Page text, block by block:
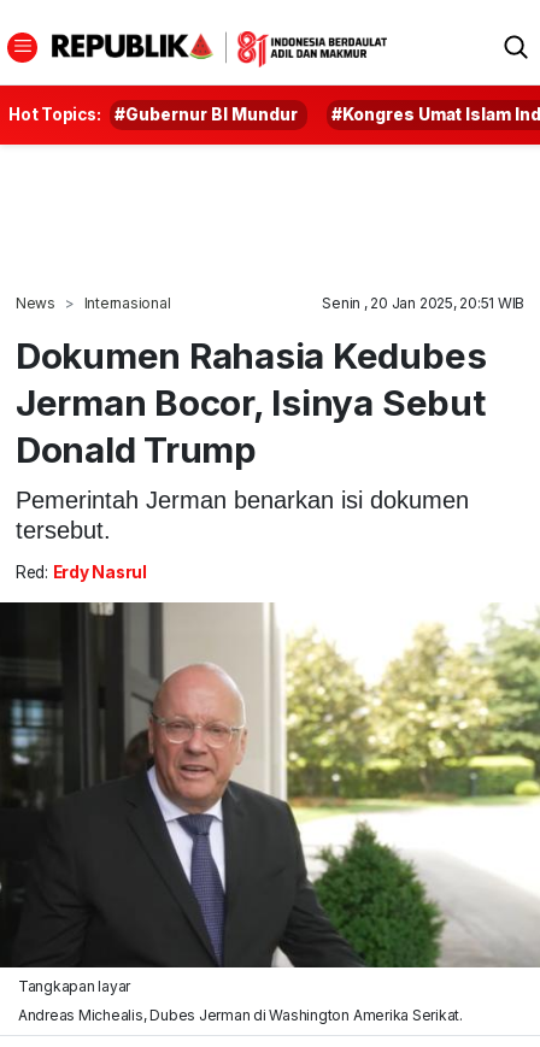
Hot Topics: #Gubernur BI Mundur #Kongres Umat Islam
News Internasional Senin , 20 Jan 2025, 20:51 WIB
Dokumen Rahasia Kedubes
Jerman Bocor, Isinya Sebut
Donald Trump
Pemerintah Jerman benarkan isi dokumen
tersebut.
Red: Erdy Nasrul
Tangkapan layar
Andreas Michealis, Dubes Jerman di Washington Amerika Serikat.